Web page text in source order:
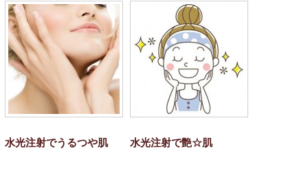
水光注射でうるつや肌 水光注射で艶☆肌